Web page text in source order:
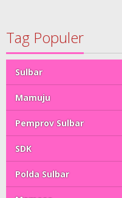
Tag Populer
Sulbar
Mamuju
Pemprov Sulbar
SDK
Polda Sulbar